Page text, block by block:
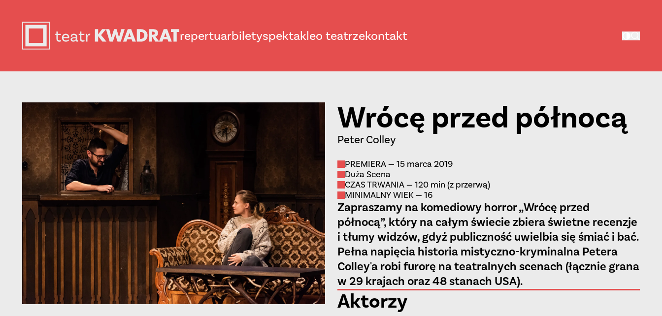
repertuarbiletyspektakleo teatrzekontakt
Wrócę przed północą
Peter Colley
PREMIERA — 15 marca 2019
Duża Scena
CZAS TRWANIA — 120 min (z przerwą)
MINIMALNY WIEK — 16
Zapraszamy na komediowy horror „Wrócę przed
północą”, który na całym świecie zbiera świetne recenzje
i tłumy widzów, gdyż publiczność uwielbia się śmiać i bać.
Pełna napięcia historia mistyczno-kryminalna Petera
Colley'a robi furorę na teatralnych scenach (łącznie grana
w 29 krajach oraz 48 stanach USA).
Aktorzy